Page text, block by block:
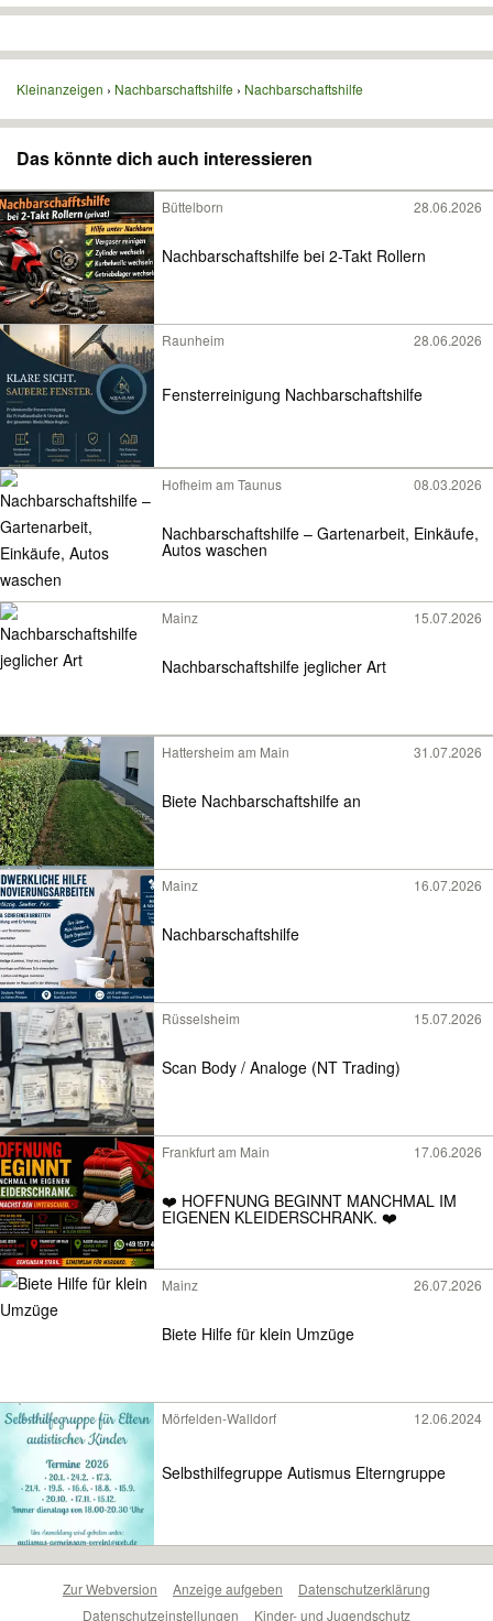
Kleinanzeigen Nachbarschaftshilfe Nachbarschaftshilfe
Das könnte dich auch interessieren
Büttelborn 28.06.2026
Nachbarschaftshilfe bei 2-Takt Rollern
Raunheim 28.06.2026
Fensterreinigung Nachbarschaftshilfe
Hofheim am Taunus 08.03.2026
Nachbarschaftshilfe – Gartenarbeit, Einkäufe,
Autos waschen
Mainz 15.07.2026
Nachbarschaftshilfe jeglicher Art
Hattersheim am Main 31.07.2026
Biete Nachbarschaftshilfe an
Mainz 16.07.2026
Nachbarschaftshilfe
Rüsselsheim 15.07.2026
Scan Body / Analoge (NT Trading)
Frankfurt am Main 17.06.2026
❤️ HOFFNUNG BEGINNT MANCHMAL IM
EIGENEN KLEIDERSCHRANK. ❤️
Mainz 26.07.2026
Biete Hilfe für klein Umzüge
Mörfelden-Walldorf 12.06.2024
Selbsthilfegruppe Autismus Elterngruppe
Zur Webversion Anzeige aufgeben
Datenschutzerklärung
Datenschutzeinstellungen
Kinder- und Jugendschutz